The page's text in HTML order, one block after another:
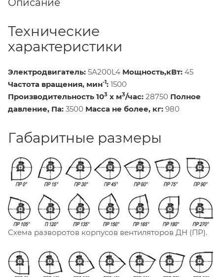
Технические
характеристики
Электродвигатель: 5А200L4 Мощность,кВт: 45
Частота вращения, мин-1: 1500
Производительность 103 х м3/час: 28750 Полное
давление, Па: 3500 Масса не более, кг: 980
Габаритные размеры
Схема разворотов корпусов вентиляторов ДН (ПР).